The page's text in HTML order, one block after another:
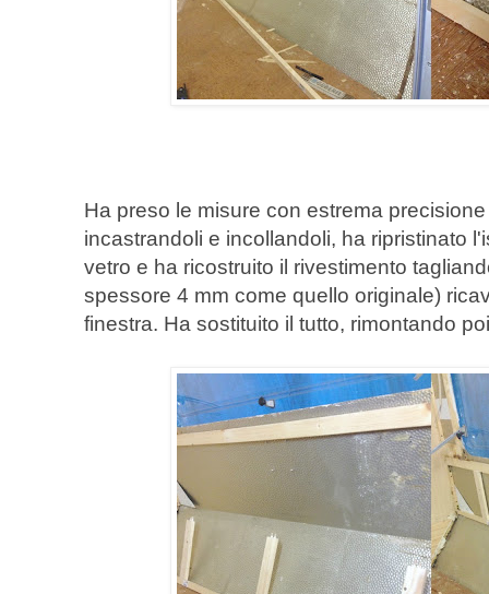
Ha preso le misure con estrema
incastrandoli e incollandoli, ha ripristinato
vetro e ha ricostruito il rivestimento
spessore 4 mm come quello originale)
finestra. Ha sostituito il tutto, rimontando